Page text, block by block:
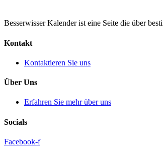
Besserwisser Kalender ist eine Seite die über
Kontakt
Kontaktieren Sie uns
Über Uns
Erfahren Sie mehr über uns
Socials
Facebook-f